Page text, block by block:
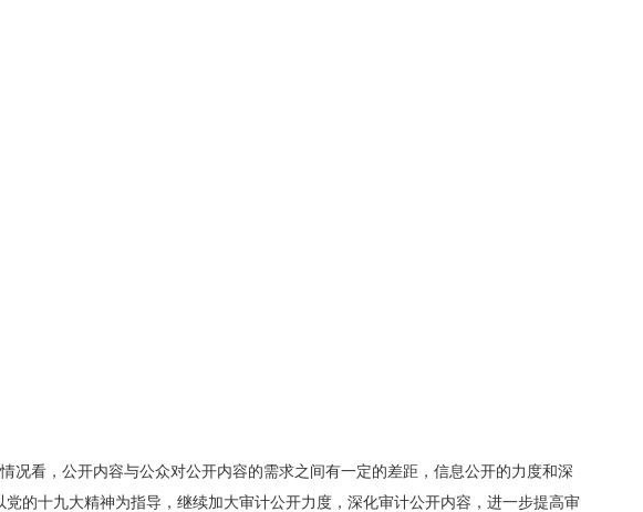
看，公开内容与公众对公开内容的需求之间有一定的差距，信息公开的力度和深
的十九大精神为指导，继续加大审计公开力度，深化审计公开内容，进一步提高审